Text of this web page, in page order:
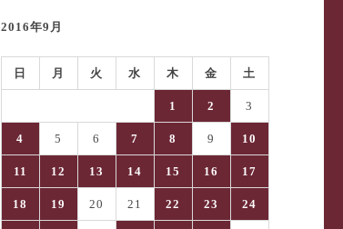
2016年9月
日 月 火 水 木 金 土
1 2 3
4 5 6 7 8 9 10
11 12 13 14 15 16 17
18 19 20 21 22 23 24